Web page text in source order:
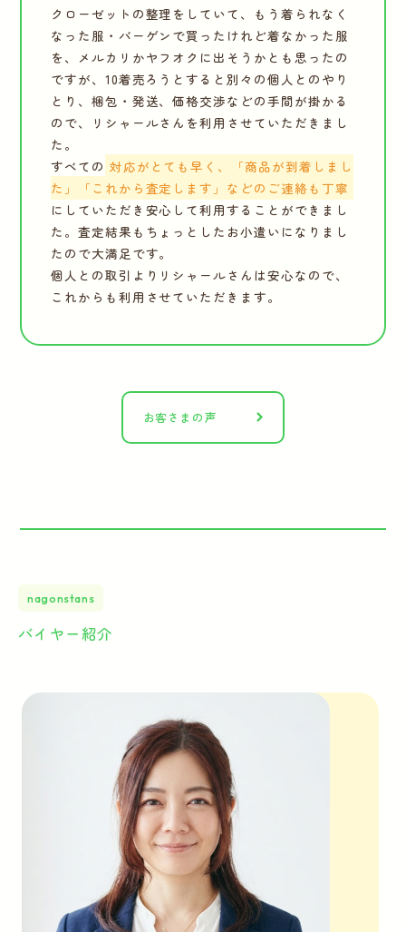
クローゼットの整理をしていて、もう着られなく
なった服・バーゲンで買ったけれど着なかった服
を、メルカリかヤフオクに出そうかとも思ったの
ですが、10着売ろうとすると別々の個人とのやり
とり、梱包・発送、価格交渉などの手間が掛かる
ので、リシャールさんを利用させていただきまし
た。
すべての 対応がとても早く、「商品が到着しまし
た」「これから査定します」などのご連絡も丁寧
にしていただき安心して利用することができまし
た。査定結果もちょっとしたお小遣いになりまし
たので大満足です。
個人との取引よりリシャールさんは安心なので、
これからも利用させていただきます。
お客さまの声
nagonstans
バイヤー紹介